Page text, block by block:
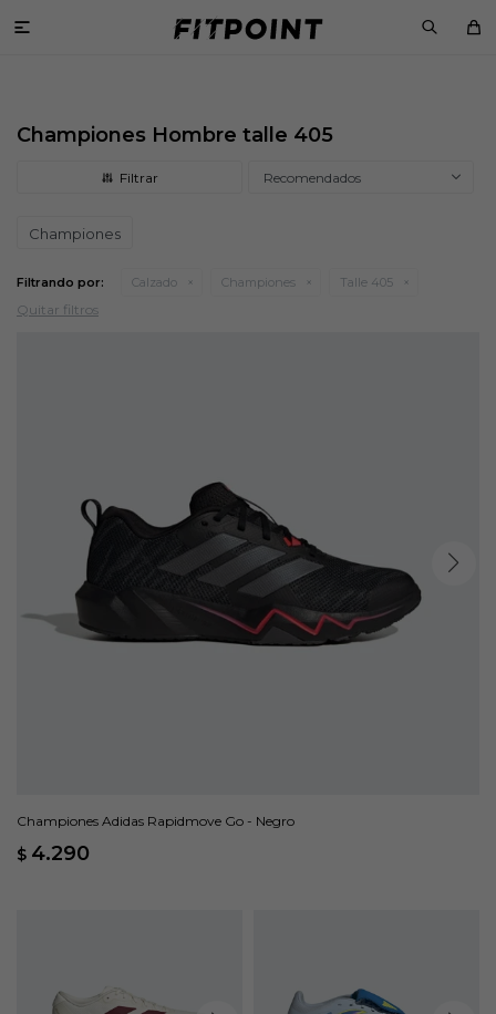

Championes Hombre talle 405
Recomendados
Championes
Filtrando por: Calzado Championes Talle 405
Quitar filtros
Championes Adidas Rapidmove Go - Negro
$ 4.290